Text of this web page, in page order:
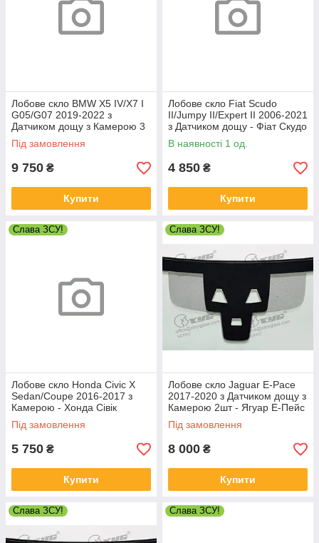
Лобове скло BMW X5 IV/X7 I
G05/G07 2019-2022 з
Датчиком дощу з Камерою 3
лінзи - БМВ Х5/Х7
Під замовлення
9 750 ₴
Купити
Лобове скло Fiat Scudo
II/Jumpy II/Expert II 2006-2021
з Датчиком дощу - Фіат Скудо
В наявності 1 од.
4 850 ₴
Купити
Слава ЗСУ!
Лобове скло Honda Civic X
Sedan/Coupe 2016-2017 з
Камерою - Хонда Сівік
Під замовлення
5 750 ₴
Купити
Слава ЗСУ!
Лобове скло Jaguar E-Pace
2017-2020 з Датчиком дощу з
Камерою 2шт - Ягуар Е-Пейс
Під замовлення
8 000 ₴
Купити
Слава ЗСУ! Слава ЗСУ!